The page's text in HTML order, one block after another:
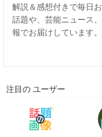
解説＆感想付きで毎日
話題や、芸能ニュース
報でお届けしています。
注目の ユーザー